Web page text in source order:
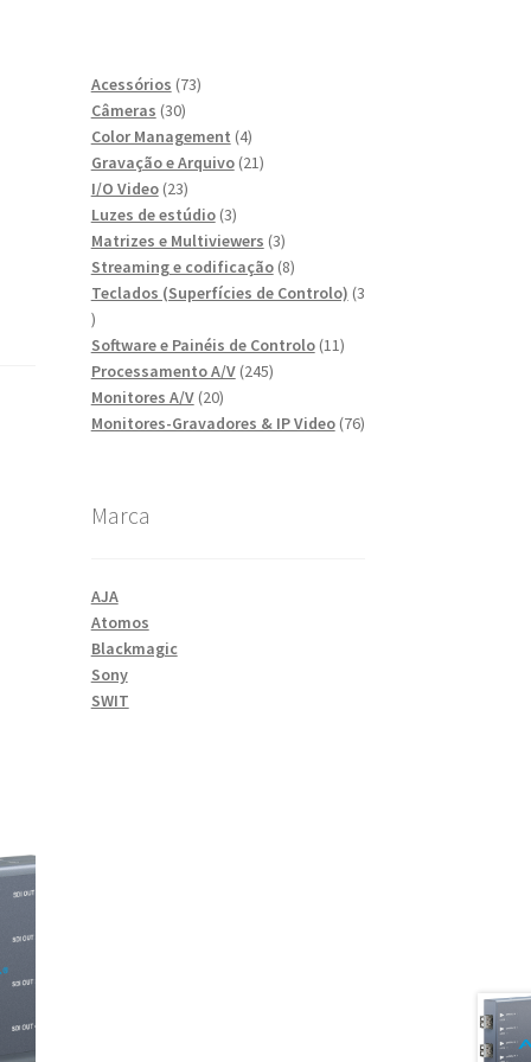
Acessórios 7373
Câmeras 3030
produtos
Color Management 44
produtos
Gravação e Arquivo 2121
I/O Video 2323
produtos
Luzes de estúdio 33
produtos
Matrizes e Multiviewers 33
produtos
Streaming e codificação 88
produtos
Teclados (Superfícies de Controlo) 3
3
produtos
Software e Painéis de Controlo 1111
Processamento A/V 245245
Monitores A/V 2020
produtos
Monitores-Gravadores & IP Video 7676
Marca
AJA
Atomos
Blackmagic
Sony
SWIT